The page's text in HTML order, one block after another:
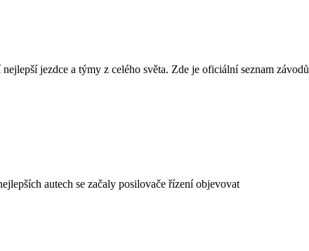
jezdce a týmy z celého světa. Zde je oficiální seznam závodů
autech se začaly posilovače řízení objevovat